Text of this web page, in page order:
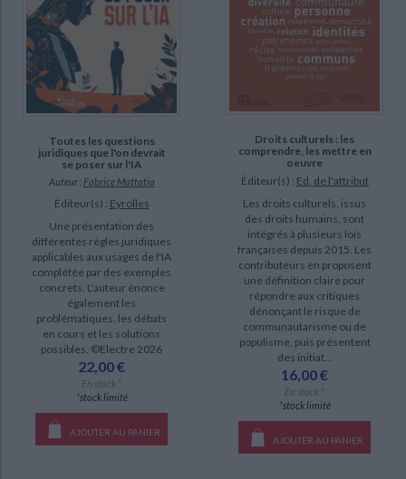
DISPONIBILITÉ
epuise (1003)
disponible (732)
a-paraitre (11)
Toutes les questions
juridiques que l'on devrait
se poser sur l'IA
Auteur : Fabrice Mattatia
Éditeur(s) : Eyrolles
Une présentation des
différentes règles juridiques
applicables aux usages de l'IA
complétée par des exemples
concrets. L'auteur énonce
également les
problématiques, les débats
en cours et les solutions
possibles. ©Electre 2026
22,00 €
En stock *
*stock limité
AJOUTER AU PANIER
Droits culturels : les
comprendre, les mettre en
oeuvre
Éditeur(s) : Ed. de l'attribut
Les droits culturels, issus
des droits humains, sont
intégrés à plusieurs lois
françaises depuis 2015. Les
contributeurs en proposent
une définition claire pour
répondre aux critiques
dénonçant le risque de
communautarisme ou de
populisme, puis présentent
des initiat...
16,00 €
En stock *
*stock limité
AJOUTER AU PANIER